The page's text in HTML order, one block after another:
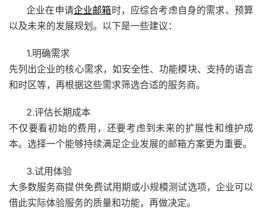
企业在申请企业邮箱时，应综合考虑自身的需求、预算
以及未来的发展规划。以下是一些建议：
1.明确需求
先列出企业的核心需求，如安全性、功能模块、支持的语言
和时区等，再根据这些需求筛选合适的服务商。
2.评估长期成本
不仅要看初始的费用，还要考虑到未来的扩展性和维护成
本。选择一个能够持续满足企业发展的邮箱方案更为重要。
3.试用体验
大多数服务商提供免费试用期或小规模测试选项，企业可以
借此实际体验服务的质量和功能，再做决定。